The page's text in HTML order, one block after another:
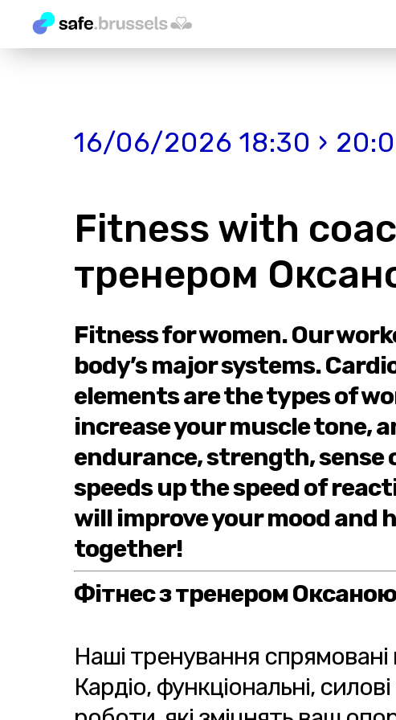
16/06/2026 18:30 ›
Fitness with
тренером
Fitness for women. Our
body’s major systems.
elements are the types of
increase your muscle tone,
endurance, strength, sense
speeds up the speed of
will improve your mood and
together!
Фітнес з тренером Оксаною
Наші тренування
Кардіо, функціональні,